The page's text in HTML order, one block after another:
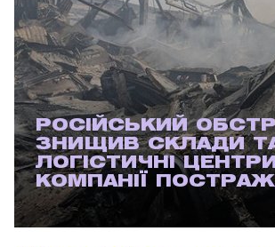
РОСІЙСЬКИЙ
ЗНИЩИВ СКЛАДИ
ЛОГІСТИЧНІ
КОМПАНІЇ